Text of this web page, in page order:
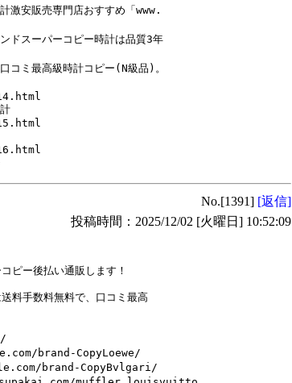
激安販売専門店おすすめ「www.
ドスーパーコピー時計は品質3年
コミ最高級時計コピー(N級品)。
No.[1391] [返信]
投稿時間：2025/12/02 [火曜日] 10:52:09
ピー後払い通販します！
料手数料無料で、口コミ最高
brand-CopyLoewe/
brand-CopyBvlgari/